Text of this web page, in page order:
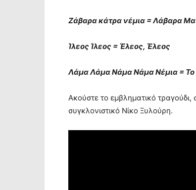
Ζάβαρα κάτρα νέμια = Λάβαρα
Ίλεος Ίλεος = Έλεος, Έλεος
Λάμα Λάμα Νάμα Νάμα Νέμια = Το
Ακούστε το εμβληματικό
συγκλονιστικό Νίκο Ξυλούρη.